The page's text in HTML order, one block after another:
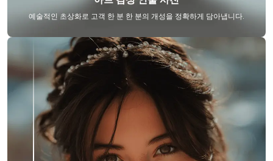
예술적인 초상화로 고객 한 분 한 분의 개성을 정확하게 담아냅니다.